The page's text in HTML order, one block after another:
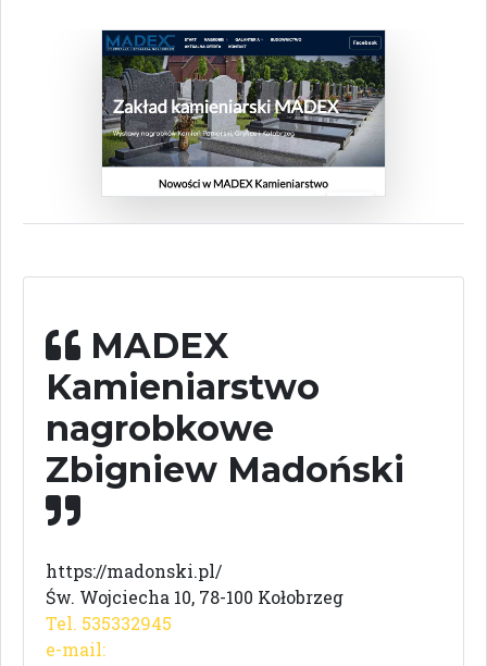
MADEX
Kamieniarstwo
nagrobkowe
Zbigniew Madoński
https://madonski.pl/
Św. Wojciecha 10, 78-100 Kołobrzeg
Tel. 535332945
e-mail: